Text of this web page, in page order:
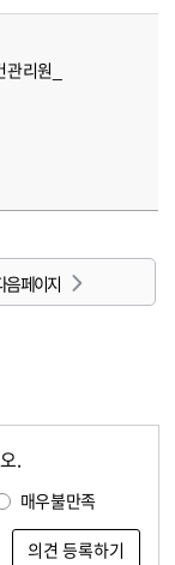
리원_
음 페이지
.
매우불만족